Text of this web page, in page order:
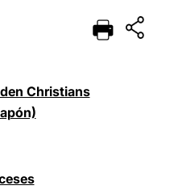
POLSKI
中文
Christians